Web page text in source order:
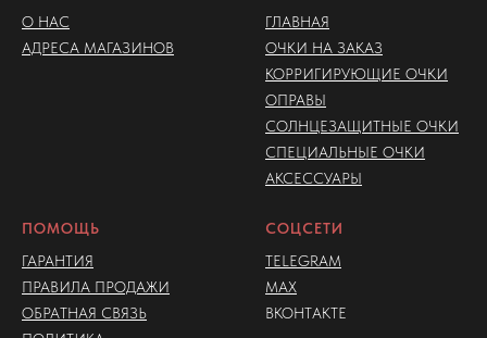
О НАС
АДРЕСА МАГАЗИНОВ
ГЛАВНАЯ
ОЧКИ НА ЗАКАЗ
КОРРИГИРУЮЩИЕ ОЧКИ
ОПРАВЫ
СОЛНЦЕЗАЩИТНЫЕ ОЧКИ
СПЕЦИАЛЬНЫЕ ОЧКИ
АКСЕССУАРЫ
ПОМОЩЬ
ГАРАНТИЯ
ПРАВИЛА ПРОДАЖИ
ОБРАТНАЯ СВЯЗЬ
СОЦСЕТИ
TELEGRAM
MAX
ВКОНТАКТЕ